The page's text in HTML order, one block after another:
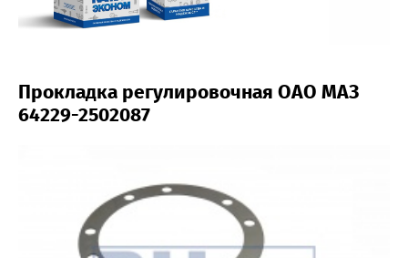
Прокладка регулировочная ОАО МАЗ
64229-2502087